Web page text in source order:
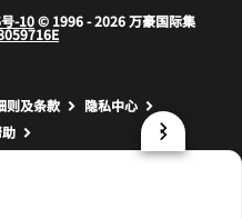
-10© 1996 - 2026 万豪国际集
口
则及条款 打开新窗口
隐私中心
FBE4B1179A44,NA